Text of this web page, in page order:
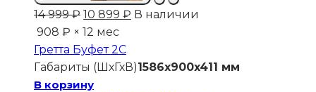
14 999₽ Первоначальная
цена
составляла
14
999 ₽.
10 899 ₽ Текущая
899 ₽.
В наличии
908 ₽ × 12 мес
Гретта Буфет 2С
Габариты (ШхГхВ)1586x900x411 мм
В корзину